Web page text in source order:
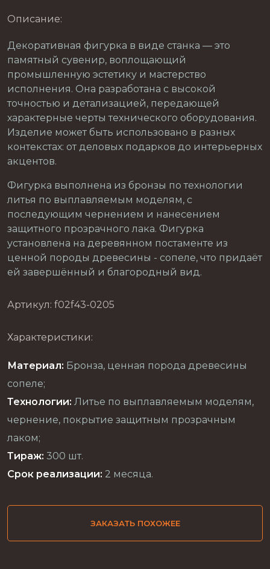
Описание:
Декоративная фигурка в виде станка — это
памятный сувенир, воплощающий
промышленную эстетику и мастерство
исполнения. Она разработана с высокой
точностью и детализацией, передающей
характерные черты технического оборудования.
Изделие может быть использовано в разных
контекстах: от деловых подарков до интерьерных
акцентов.
Фигурка выполнена из бронзы по технологии
литья по выплавляемым моделям, с
последующим чернением и нанесением
защитного прозрачного лака. Фигурка
установлена на деревянном постаменте из
ценной породы древесины - сопеле, что придаёт
ей завершённый и благородный вид.
Артикул: f02f43-0205
Характеристики:
Материал: Бронза, ценная порода древесины
сопеле;
Технологии: Литье по выплавляемым моделям,
чернение, покрытие защитным прозрачным
лаком;
Тираж: 300 шт.
Срок реализации: 2 месяца.
ЗАКАЗАТЬ ПОХОЖЕЕ